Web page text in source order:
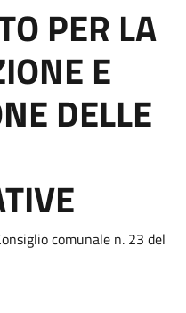
PER LA
E
DELLE
comunale n. 23 del